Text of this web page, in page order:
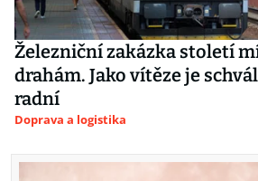
Železniční zakázka století
drahám. Jako vítěze je
radní
Doprava a logistika